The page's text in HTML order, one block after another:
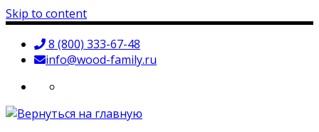
Skip to content
8 (800) 333-67-48
info@wood-family.ru